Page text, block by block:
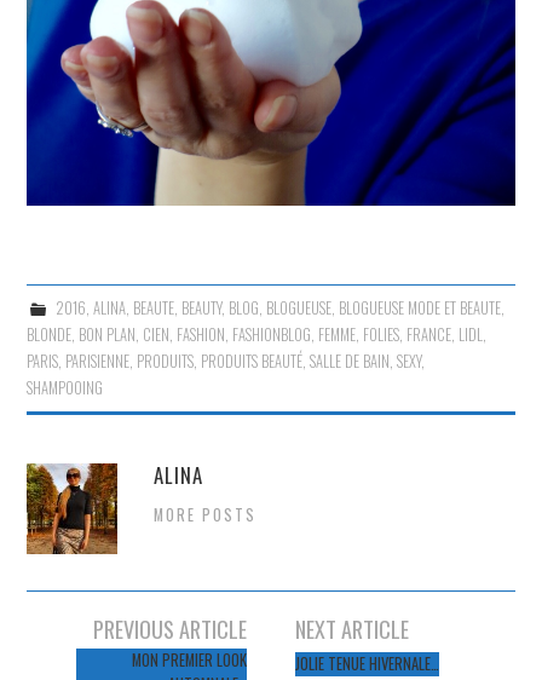
2016, ALINA, BEAUTE, BEAUTY, BLOG, BLOGUEUSE, BLOGUEUSE MODE ET BEAUTE,
BLONDE, BON PLAN, CIEN, FASHION, FASHIONBLOG, FEMME, FOLIES, FRANCE, LIDL,
PARIS, PARISIENNE, PRODUITS, PRODUITS BEAUTÉ,SALLE DE BAIN,SEXY,
SHAMPOOING
ALINA
MORE POSTS
Navigation
PREVIOUS ARTICLE
MON PREMIER LOOK
NEXT ARTICLE
JOLIE TENUE HIVERNALE…